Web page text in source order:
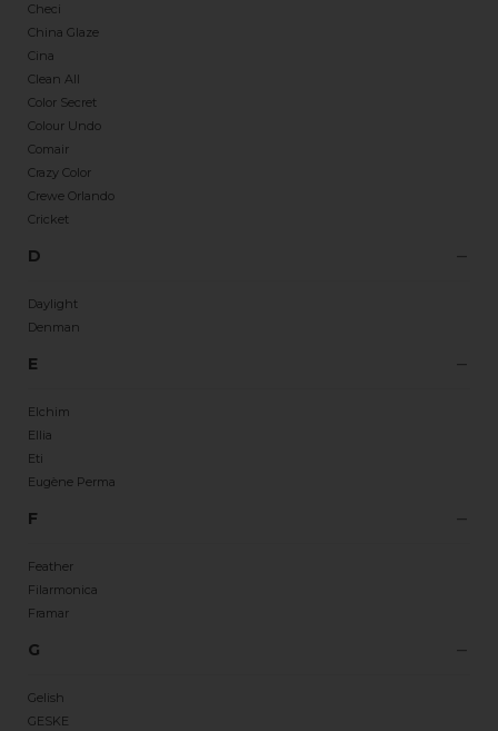
Checi
China Glaze
Cina
Clean All
Color Secret
Colour Undo
Comair
Crazy Color
Crewe Orlando
Cricket
D
Daylight
Denman
E
Elchim
Ellia
Eti
Eugène Perma
F
Feather
Filarmonica
Framar
G
Gelish
GESKE